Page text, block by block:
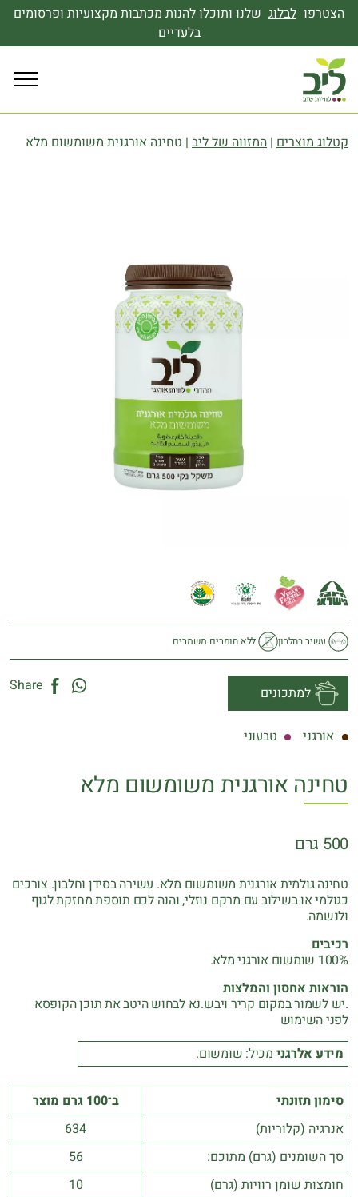
הצטרפו לבלוג שלנו ותוכלו להנות מכתבות מקצועיות ופרסומים
בלעדיים
קטלוג מוצרים | המזווה של ליב | טחינה אורגנית משומשום מלא
עשיר בחלבון ללא חומרים משמרים
Share
אורגני טבעוני
טחינה אורגנית משומשום מלא
500 גרם
טחינה גולמית אורגנית משומשום מלא. עשירה בסידן וחלבון. צורכים
כגולמי או בשילוב עם מרקם נוזלי, והנה לכם תוספת מחזקת לגוף
ולנשמה.
רכיבים
100% שומשום אורגני מלא.
הוראות אחסון והמלצות
.יש לשמור במקום קריר ויבש.נא לבחוש היטב את תוכן הקופסא
לפני השימוש
מידע אלרגני מכיל: שומשום.
סימון תזונתי
ב־100 גרם מוצר
אנרגיה (קלוריות)
634
סך השומנים (גרם) מתוכם:
56
חומצות שומן רוויות (גרם)
10